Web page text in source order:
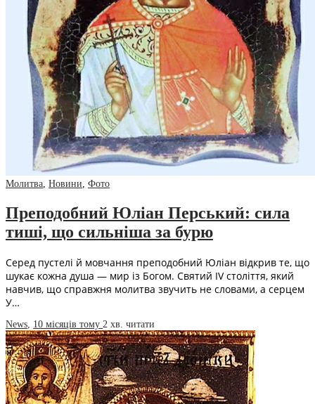
Молитва, Новини, Фото
Преподобний Юліан Перський: сила
тиші, що сильніша за бурю
Серед пустелі й мовчання преподобний Юліан відкрив те, що
шукає кожна душа — мир із Богом. Святий IV століття, який
навчив, що справжня молитва звучить не словами, а серцем
У…
News 10 місяців тому 2 хв. читати